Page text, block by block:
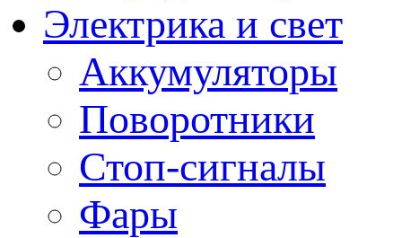
Электрика и свет
Аккумуляторы
Поворотники
Стоп-сигналы
Фары